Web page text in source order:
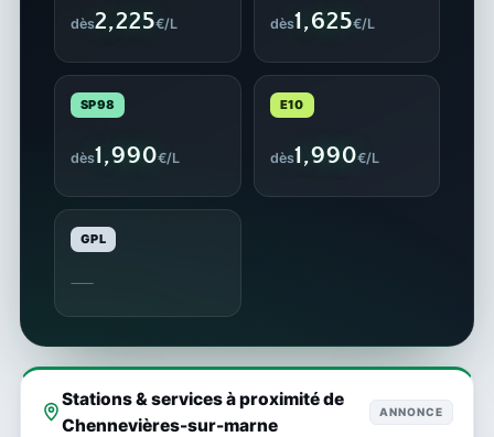
dès2,225€/L dès1,625€/L
SP98
dès1,990€/L
E10
dès1,990€/L
GPL
—
Stations & services à proximité de
Chennevières-sur-marne
ANNONCE